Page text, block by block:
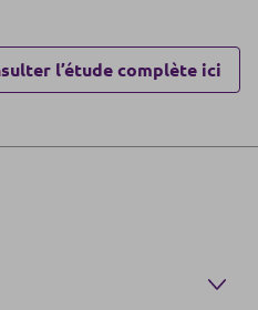
l’étude complète ici